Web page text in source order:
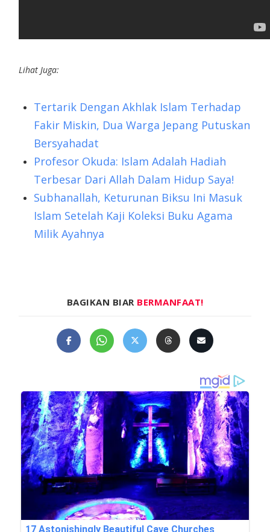
Lihat Juga:
Tertarik Dengan Akhlak Islam Terhadap
Fakir Miskin, Dua Warga Jepang Putuskan
Bersyahadat
Profesor Okuda: Islam Adalah Hadiah
Terbesar Dari Allah Dalam Hidup Saya!
Subhanallah, Keturunan Biksu Ini Masuk
Islam Setelah Kaji Koleksi Buku Agama
Milik Ayahnya
BAGIKAN BIAR BERMANFAAT!